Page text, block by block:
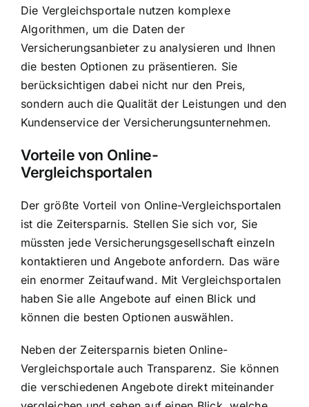
Die Vergleichsportale nutzen komplexe
Algorithmen, um die Daten der
Versicherungsanbieter zu analysieren und Ihnen
die besten Optionen zu präsentieren. Sie
berücksichtigen dabei nicht nur den Preis,
sondern auch die Qualität der Leistungen und den
Kundenservice der Versicherungsunternehmen.
Vorteile von Online-
Vergleichsportalen
Der größte Vorteil von Online-Vergleichsportalen
ist die Zeitersparnis. Stellen Sie sich vor, Sie
müssten jede Versicherungsgesellschaft einzeln
kontaktieren und Angebote anfordern. Das wäre
ein enormer Zeitaufwand. Mit Vergleichsportalen
haben Sie alle Angebote auf einen Blick und
können die besten Optionen auswählen.
Neben der Zeitersparnis bieten Online-
Vergleichsportale auch Transparenz. Sie können
die verschiedenen Angebote direkt miteinander